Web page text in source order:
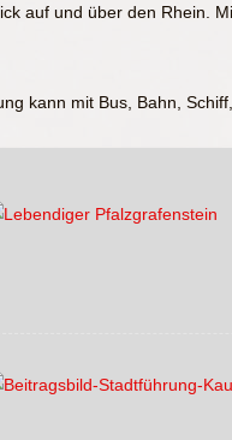
auf und über den Rhein.
kann mit Bus, Bahn,